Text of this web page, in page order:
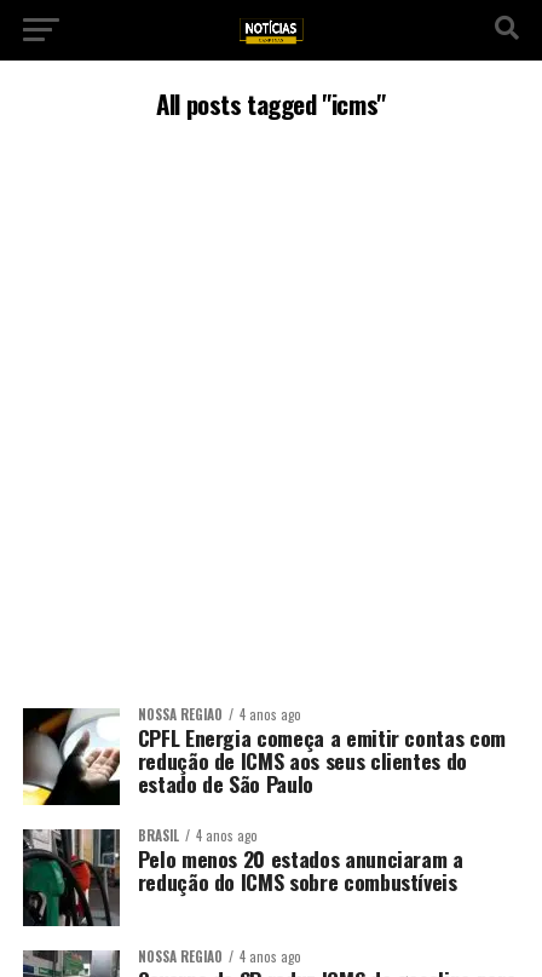
All posts tagged "icms"
NOSSA REGIÃO 4 anos ago
CPFL Energia começa a emitir contas com
redução de ICMS aos seus clientes do
estado de São Paulo
BRASIL 4 anos ago
Pelo menos 20 estados anunciaram a
redução do ICMS sobre combustíveis
NOSSA REGIÃO 4 anos ago